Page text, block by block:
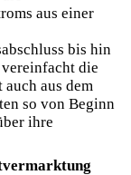
aus einer
bis hin
die
aus dem
so von Beginn
ihre